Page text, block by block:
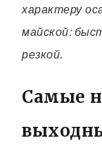
характеру
майской:
резкой.
Самые